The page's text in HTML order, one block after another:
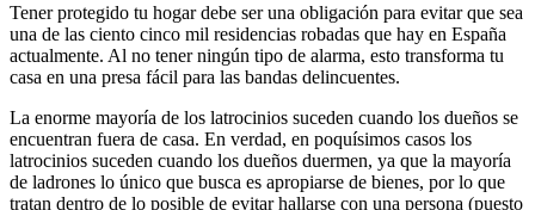
Tener protegido tu hogar debe ser una obligación para evitar que sea
una de las ciento cinco mil residencias robadas que hay en España
actualmente. Al no tener ningún tipo de alarma, esto transforma tu
casa en una presa fácil para las bandas delincuentes.
La enorme mayoría de los latrocinios suceden cuando los dueños se
encuentran fuera de casa. En verdad, en poquísimos casos los
latrocinios suceden cuando los dueños duermen, ya que la mayoría
de ladrones lo único que busca es apropiarse de bienes, por lo que
tratan dentro de lo posible de evitar hallarse con una persona (puesto